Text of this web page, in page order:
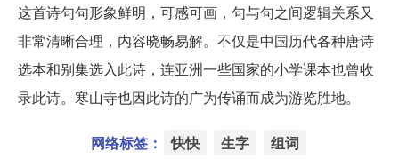
这首诗句句形象鲜明，可感可画，句与句之间逻辑关系又
非常清晰合理，内容晓畅易解。不仅是中国历代各种唐诗
选本和别集选入此诗，连亚洲一些国家的小学课本也曾收
录此诗。寒山寺也因此诗的广为传诵而成为游览胜地。
网络标签： 快快 生字 组词